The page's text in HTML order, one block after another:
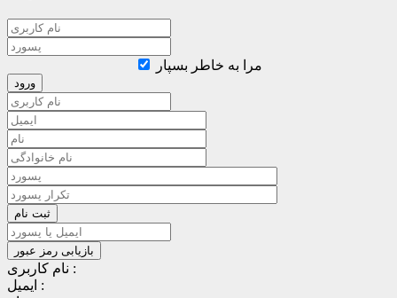
مرا به خاطر بسپار
نام کاربری :
ایمیل :